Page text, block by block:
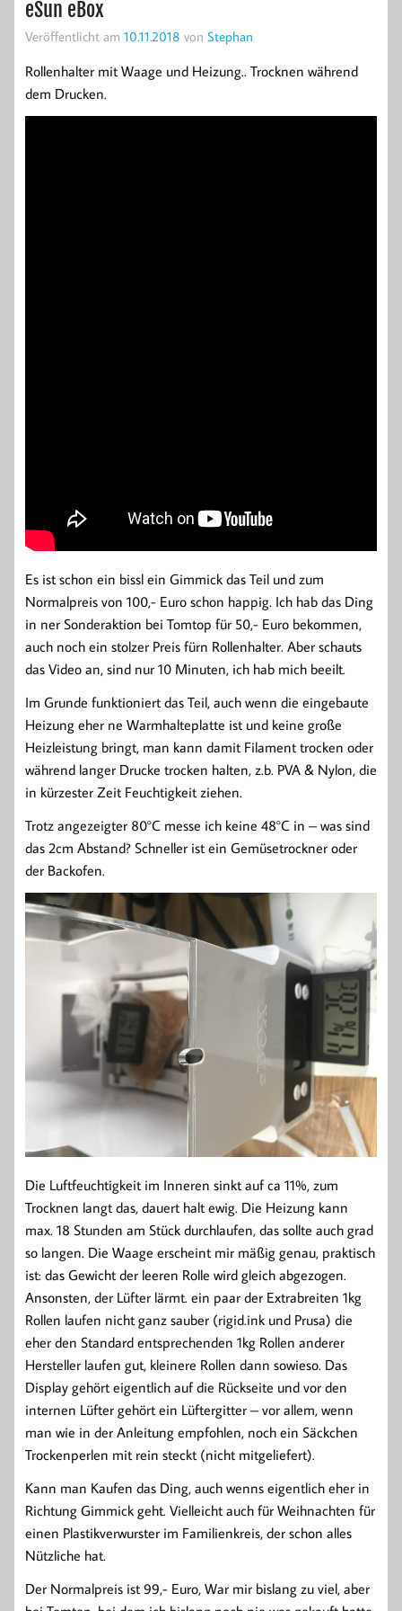
eSun eBox
Veröffentlicht am 10.11.2018 von Stephan
Rollenhalter mit Waage und Heizung.. Trocknen während
dem Drucken.
Es ist schon ein bissl ein Gimmick das Teil und zum
Normalpreis von 100,- Euro schon happig. Ich hab das Ding
in ner Sonderaktion bei Tomtop für 50,- Euro bekommen,
auch noch ein stolzer Preis fürn Rollenhalter. Aber schauts
das Video an, sind nur 10 Minuten, ich hab mich beeilt.
Im Grunde funktioniert das Teil, auch wenn die eingebaute
Heizung eher ne Warmhalteplatte ist und keine große
Heizleistung bringt, man kann damit Filament trocken oder
während langer Drucke trocken halten, z.b. PVA & Nylon, die
in kürzester Zeit Feuchtigkeit ziehen.
Trotz angezeigter 80°C messe ich keine 48°C in – was sind
das 2cm Abstand? Schneller ist ein Gemüsetrockner oder
der Backofen.
Die Luftfeuchtigkeit im Inneren sinkt auf ca 11%, zum
Trocknen langt das, dauert halt ewig. Die Heizung kann
max. 18 Stunden am Stück durchlaufen, das sollte auch grad
so langen. Die Waage erscheint mir mäßig genau, praktisch
ist: das Gewicht der leeren Rolle wird gleich abgezogen.
Ansonsten, der Lüfter lärmt. ein paar der Extrabreiten 1kg
Rollen laufen nicht ganz sauber (rigid.ink und Prusa) die
eher den Standard entsprechenden 1kg Rollen anderer
Hersteller laufen gut, kleinere Rollen dann sowieso. Das
Display gehört eigentlich auf die Rückseite und vor den
internen Lüfter gehört ein Lüftergitter – vor allem, wenn
man wie in der Anleitung empfohlen, noch ein Säckchen
Trockenperlen mit rein steckt (nicht mitgeliefert).
Kann man Kaufen das Ding, auch wenns eigentlich eher in
Richtung Gimmick geht. Vielleicht auch für Weihnachten für
einen Plastikverwurster im Familienkreis, der schon alles
Nützliche hat.
Der Normalpreis ist 99,- Euro, War mir bislang zu viel, aber